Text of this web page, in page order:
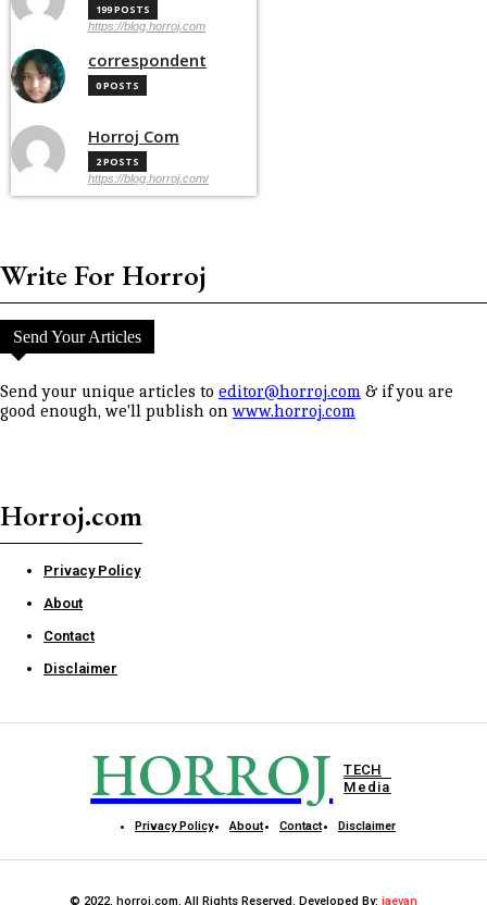
199 POSTS
https://blog.horroj.com
correspondent
0 POSTS
Horroj Com
2 POSTS
https://blog.horroj.com/
Write For Horroj
Send Your Articles
Send your unique articles to editor@horroj.com & if you are
good enough, we'll publish onwww.horroj.com
Horroj.com
Privacy Policy
About
Contact
Disclaimer
HORROJ
TECH
Media
Privacy Policy About Contact Disclaimer
© 2022, horroj.com. All Rights Reserved. Developed By: iaevan